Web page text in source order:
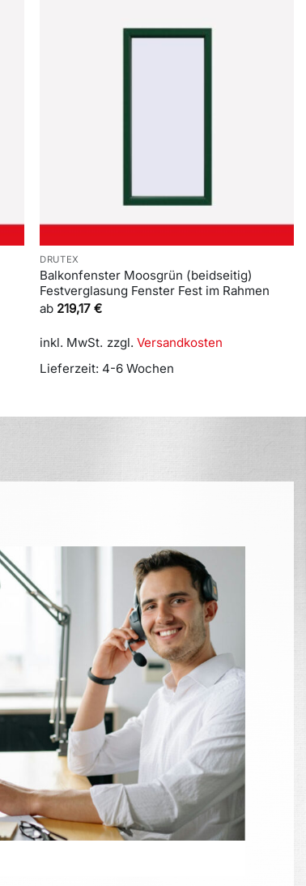
DRUTEX
Balkonfenster Moosgrün (beidseitig)
Festverglasung Fenster Fest im Rahmen
ab 219,17€
inkl. MwSt. zzgl.Versandkosten
Lieferzeit: 4-6 Wochen